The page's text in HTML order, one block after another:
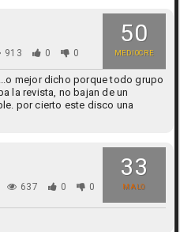
50
MEDIOCRE
913 0 0
mejor dicho porque todo grupo
la revista, no bajan de un
por cierto este disco una
33
MALO
637 0 0